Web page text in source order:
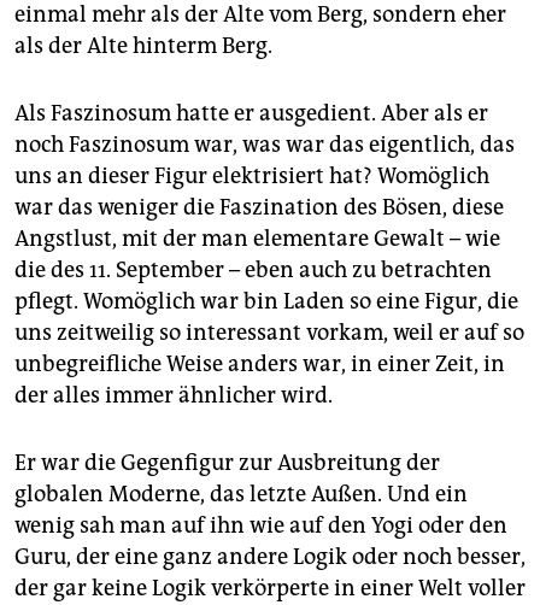
einmal mehr als der Alte vom Berg, sondern eher
als der Alte hinterm Berg.
Als Faszinosum hatte er ausgedient. Aber als er
noch Faszinosum war, was war das eigentlich, das
uns an dieser Figur elektrisiert hat? Womöglich
war das weniger die Faszination des Bösen, diese
Angstlust, mit der man elementare Gewalt – wie
die des 11. September – eben auch zu betrachten
pflegt. Womöglich war bin Laden so eine Figur, die
uns zeitweilig so interessant vorkam, weil er auf so
unbegreifliche Weise anders war, in einer Zeit, in
der alles immer ähnlicher wird.
Er war die Gegenfigur zur Ausbreitung der
globalen Moderne, das letzte Außen. Und ein
wenig sah man auf ihn wie auf den Yogi oder den
Guru, der eine ganz andere Logik oder noch besser,
der gar keine Logik verkörperte in einer Welt voller